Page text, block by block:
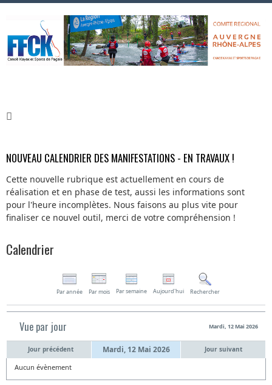
NOUVEAU CALENDRIER DES MANIFESTATIONS - EN TRAVAUX !
Cette nouvelle rubrique est actuellement en cours de
réalisation et en phase de test, aussi les informations sont
pour l'heure incomplètes. Nous faisons au plus vite pour
finaliser ce nouvel outil, merci de votre compréhension !
Calendrier
Par année Par mois Par semaine Aujourd'hui Rechercher
Vue par jour Mardi, 12 Mai 2026
Jour précédent Mardi, 12 Mai 2026 Jour suivant
Aucun évènement